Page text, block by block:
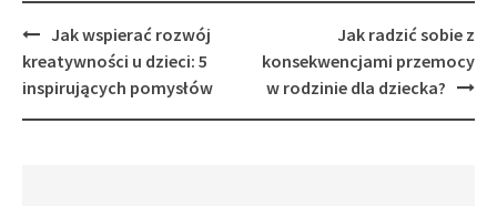
Post
navigation
Jak wspierać rozwój
kreatywności u dzieci: 5
inspirujących pomysłów
Jak radzić sobie z
konsekwencjami przemocy
w rodzinie dla dziecka?